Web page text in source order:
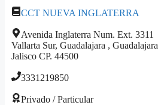
CCT NUEVA INGLATERRA
Avenida Inglaterra Num. Ext. 3311
Vallarta Sur, Guadalajara , Guadalajara
Jalisco CP. 44500
3331219850
Privado / Particular